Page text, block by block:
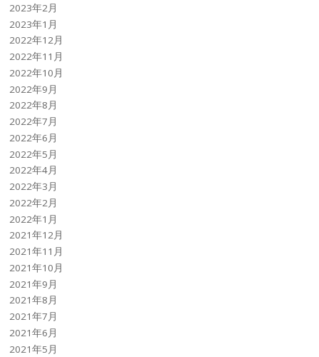
2023年2月
2023年1月
2022年12月
2022年11月
2022年10月
2022年9月
2022年8月
2022年7月
2022年6月
2022年5月
2022年4月
2022年3月
2022年2月
2022年1月
2021年12月
2021年11月
2021年10月
2021年9月
2021年8月
2021年7月
2021年6月
2021年5月